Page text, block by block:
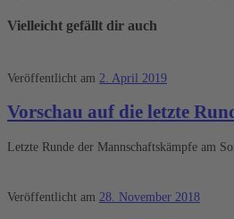
Vielleicht gefällt dir auch
Veröffentlicht am 2. April 2019
Vorschau auf die letzte
Letzte Runde der Mannschaftskämpfe am
Veröffentlicht am 28. November 2018